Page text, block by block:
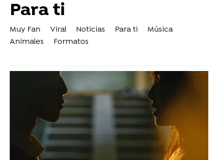
Para ti
Muy Fan Viral Noticias Para ti
Música
Animales
Formatos